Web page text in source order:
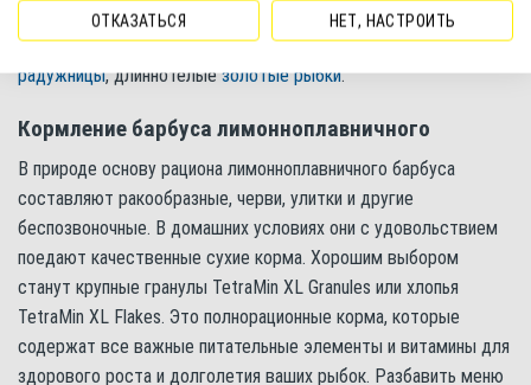
крупных барбусов (лещевидный арулиус,Рохана,крестовый
Денисонии т.п.),акульи балу,малабарские данио, крупные
радужницы, длиннотелыезолотые рыбки.
Кормление барбуса лимонноплавничного
В природе основу рациона лимонноплавничного барбуса
составляют ракообразные, черви, улитки и другие
беспозвоночные. В домашних условиях они с удовольствием
поедают качественные сухие корма. Хорошим выбором
станут крупные гранулы TetraMin XL Granules или хлопья
TetraMin XL Flakes. Это полнорационные корма, которые
содержат все важные питательные элементы и витамины для
здорового роста и долголетия ваших рыбок. Разбавить меню
ОТКАЗАТЬСЯ НЕТ, НАСТРОИТЬ